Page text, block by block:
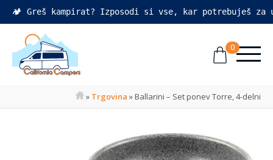
🏕️ Greš kampirat? Izposodi si vse, kar potrebuješ
0
» Trgovina »Ballarini – Set ponev Torre, 4-delni